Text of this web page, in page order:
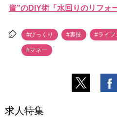
資”のDIY術「水回りのリフォ
#びっくり #裏技 #ライフ
#マネー
求人特集